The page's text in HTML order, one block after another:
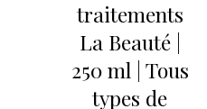
traitements
La Beauté |
250 ml | Tous
types de